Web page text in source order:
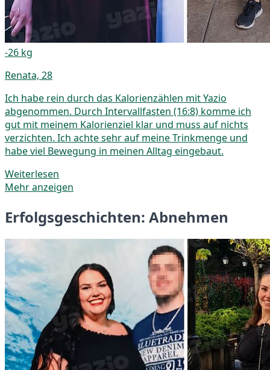
-26 kg
Renata, 28
Ich habe rein durch das Kalorienzählen mit Yazio
abgenommen. Durch Intervallfasten (16:8) komme ich
gut mit meinem Kalorienziel klar und muss auf nichts
verzichten. Ich achte sehr auf meine Trinkmenge und
habe viel Bewegung in meinen Alltag eingebaut.
Weiterlesen
Mehr anzeigen
Erfolgsgeschichten: Abnehmen